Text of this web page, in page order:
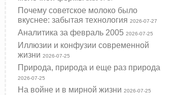
Почему советское молоко было
вкуснее: забытая технология2026-07-27
Аналитика за февраль 20052026-07-25
Иллюзии и конфузии современной
жизни2026-07-25
Природа, природа и еще раз природа
2026-07-25
На войне и в мирной жизни2026-07-25